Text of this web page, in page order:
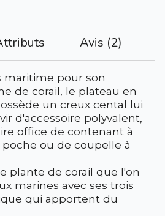
Avis (2)
maritime pour son
de corail, le plateau en
un creux cental lui
d'accessoire polyvalent,
office de contenant à
ou de coupelle à
plante de corail que l'on
marines avec ses trois
qui apportent du